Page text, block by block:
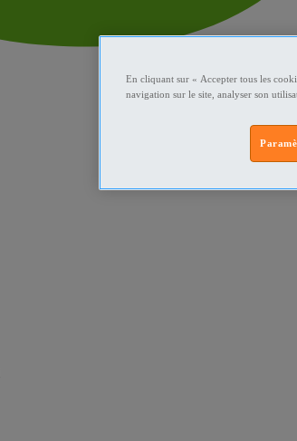
En cliquant sur « Accepter tous les
navigation sur le site, analyser son